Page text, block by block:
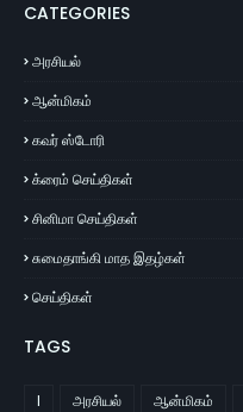
CATEGORIES
அரசியல்
ஆன்மிகம்
கவர் ஸ்டோரி
க்ரைம் செய்திகள்
சினிமா செய்திகள்
சுமைதாங்கி மாத இதழ்கள்
செய்திகள்
TAGS
l அரசியல் ஆன்மிகம்